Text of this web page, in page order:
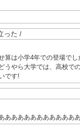
った /
算は小学4年での登場でし
うやら大学では、高校で
です!
あああああああああああ